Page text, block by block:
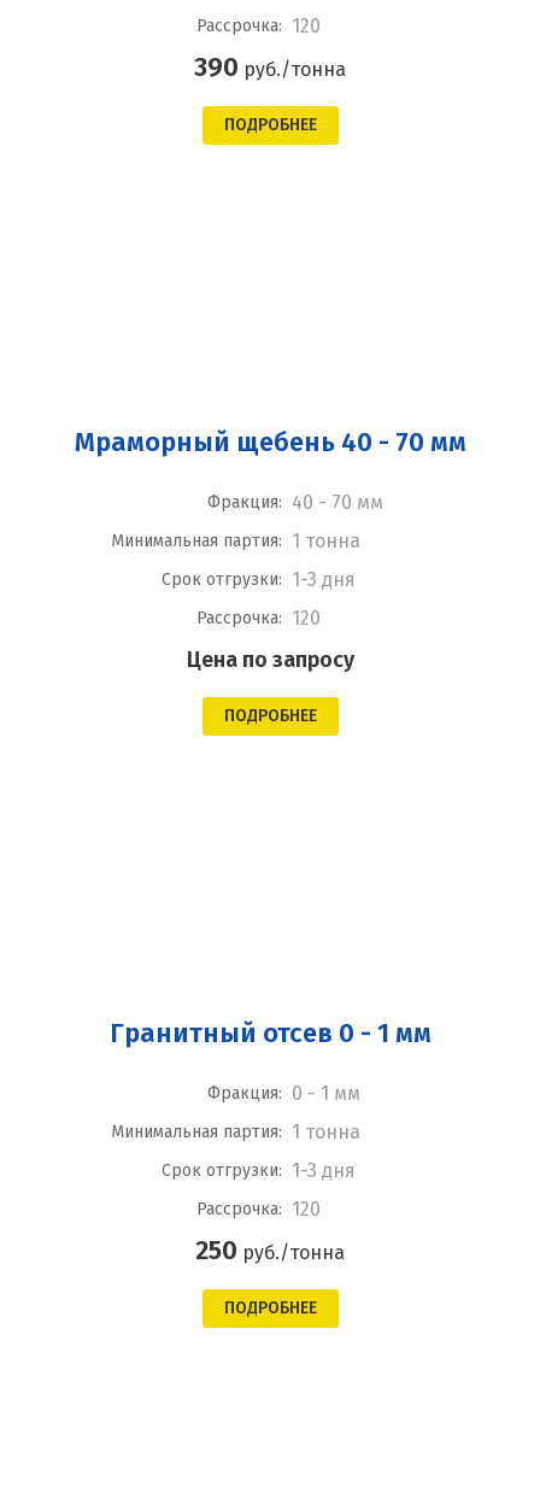
Рассрочка: 120
390 руб./тонна
ПОДРОБНЕЕ
Мраморный щебень 40 - 70 мм
Фракция: 40 - 70 мм
Минимальная партия: 1 тонна
Срок отгрузки: 1-3 дня
Рассрочка: 120
Цена по запросу
ПОДРОБНЕЕ
Гранитный отсев 0 - 1 мм
Фракция: 0 - 1 мм
Минимальная партия: 1 тонна
Срок отгрузки: 1-3 дня
Рассрочка: 120
250 руб./тонна
ПОДРОБНЕЕ